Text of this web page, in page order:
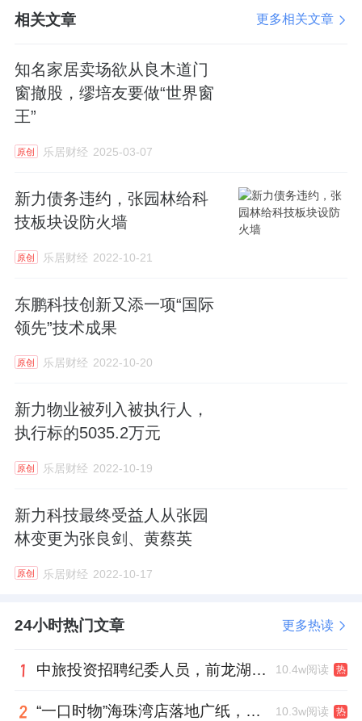
相关文章 更多相关文章
知名家居卖场欲从良木道门
窗撤股，缪培友要做“世界窗
王”
原创 乐居财经 2025-03-07
新力债务违约，张园林给科
技板块设防火墙
原创 乐居财经 2022-10-21
东鹏科技创新又添一项“国际
领先”技术成果
原创 乐居财经 2022-10-20
新力物业被列入被执行人，
执行标的5035.2万元
原创 乐居财经 2022-10-19
新力科技最终受益人从张园
林变更为张良剑、黄蔡英
原创 乐居财经 2022-10-17
24小时热门文章 更多热读
中旅投资招聘纪委人员，前龙湖副总裁胡若翔掌舵 10.4w阅读 热
“一口时物”海珠湾店落地广纸，越秀地产以“新鲜现制”商业新场景打造社区高品质生活 10.3w阅读 热